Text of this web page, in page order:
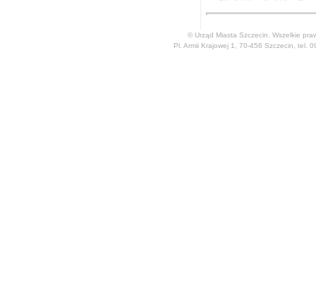
© Urząd Miasta Szczecin. Wszelkie
Pl. Armii Krajowej 1, 70-456 Szczecin, tel.